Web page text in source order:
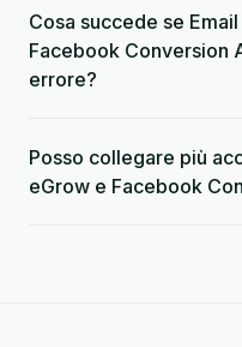
Cosa succede se
Facebook Conversion
errore?
Posso collegare più
eGrow e Facebook